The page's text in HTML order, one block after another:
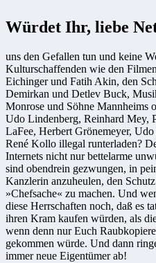
Würdet Ihr, liebe
uns den Gefallen tun und keine
Kulturschaffenden wie den
Eichinger und Fatih Akin, den
Demirkan und ­Detlev Buck,
Monrose und Söhne Mannheims
Udo Lindenberg, Reinhard Mey,
LaFee, Herbert Grönemeyer,
René Kollo illegal runterladen?
Internets nicht nur bettelarme
sind obendrein gezwungen, in
Kanzlerin anzuheulen, den
»Chefsache« zu machen. Und
diese Herrschaften noch, daß es
ihren Kram kaufen würden, als
wenn denn nur Euch
gekommen würde. Und dann
immer neue Eigentümer ab!